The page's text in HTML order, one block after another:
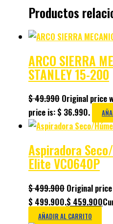
Productos
ARCO SIERRA
STANLEY 15-200
$49.990 Original price
price is: $ 36.990.
Aspiradora
Elite VC0640P
$499.900 Original
$ 499.900.$ 459.900
AÑADIR AL CARRITO